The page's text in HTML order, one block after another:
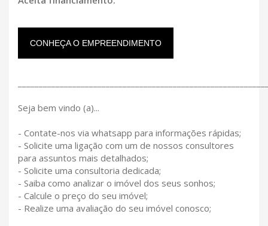
CONHEÇA O EMPREENDIMENTO
Seja bem vindo (a)...
- Contate-nos via whatsapp para informações rápidas;
- Solicite uma ligação com um de nossos consultores
para assuntos mais detalhados;
- Solicite uma consultoria dedicada;
- Saiba como analizar o imóvel dos seus sonhos;
- Calcule o preço do seu imóvel;
- Realize uma avaliação do seu imóvel conosco;